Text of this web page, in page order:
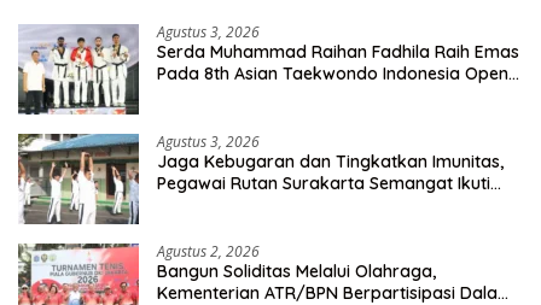
Agustus 3, 2026
Serda Muhammad Raihan Fadhila Raih Emas
Pada 8th Asian Taekwondo Indonesia Open
Agustus 3, 2026
Jaga Kebugaran dan Tingkatkan Imunitas,
Pegawai Rutan Surakarta Semangat Ikuti
Agustus 2, 2026
Bangun Soliditas Melalui Olahraga,
Kementerian ATR/BPN Berpartisipasi Dalam